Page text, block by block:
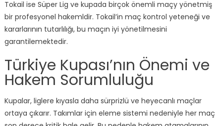
Tokail ise Süper Lig ve kupada birçok önemli maçy yönetmiş
bir profesyonel hakemldir. Tokail’in maç kontrol yeteneği ve
kararlarının tutarlılığı, bu maçın iyi yönetilmesini
garantilemektedir.
Türkiye Kupası’nın Önemi ve
Hakem Sorumluluğu
Kupalar, liglere kıyasla daha sürprizlü ve heyecanlı maçlar
ortaya çıkarır. Takımlar için eleme sistemi nedeniyle her maç